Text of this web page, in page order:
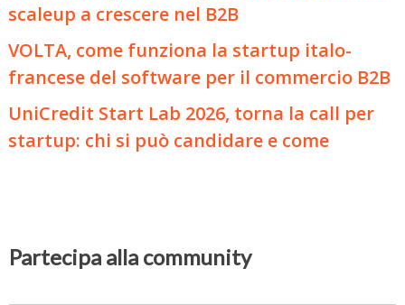
scaleup a crescere nel B2B
VOLTA, come funziona la startup italo-
francese del software per il commercio B2B
UniCredit Start Lab 2026, torna la call per
startup: chi si può candidare e come
Partecipa alla community